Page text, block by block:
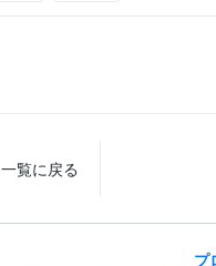
一覧に戻る
プ